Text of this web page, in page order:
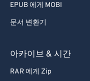
EPUB 에게 MOBI
문서 변환기
아카이브 & 시간
RAR 에게 Zip